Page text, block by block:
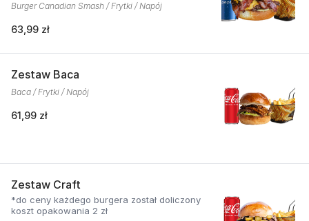
Burger Canadian Smash / Frytki / Napój
63,99 zł
Zestaw Baca
Baca / Frytki / Napój
61,99 zł
Zestaw Craft
*do ceny każdego burgera został doliczony
koszt opakowania 2 zł